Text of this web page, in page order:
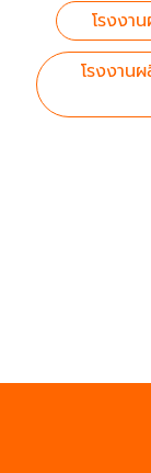
โรงงา
โรงงาน